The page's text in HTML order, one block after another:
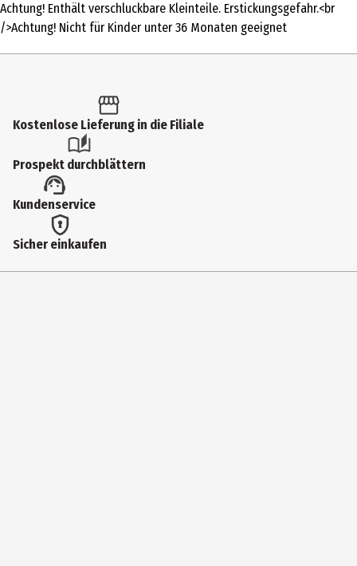
Produkttyp
Artikelnummer des Herstellers
Lieferumfang
170 Stück
Lizenz (spw)
Achtung! Enthält verschluckbare Kleinteile. Erstickungsgefahr.<br
/>Achtung! Nicht für Kinder unter 36 Monaten geeignet
Kostenlose Lieferung in die Filiale
Prospekt durchblättern
Kundenservice
Sicher einkaufen